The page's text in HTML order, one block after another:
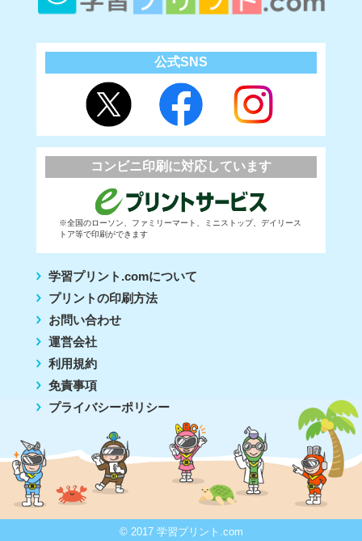
公式SNS
コンビニ印刷に対応しています
※全国のローソン、ファミリーマート、ミニストップ、デイリース
トア等で印刷ができます
学習プリント.comについて
プリントの印刷方法
お問い合わせ
運営会社
利用規約
免責事項
プライバシーポリシー
© 2017 学習プリント.com